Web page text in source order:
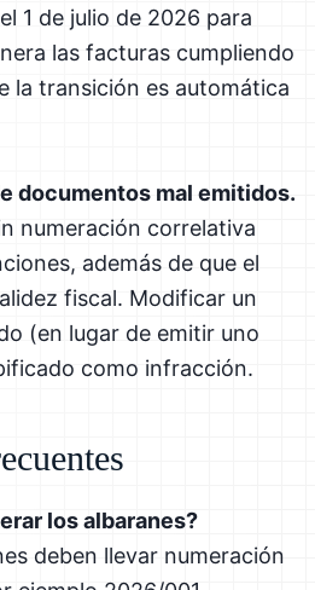
1 de julio de 2026 para
las facturas cumpliendo
la transición es automática
documentos mal emitidos.
numeración correlativa
además de que el
fiscal. Modificar un
(en lugar de emitir uno
como infracción.
los albaranes?
deben llevar numeración